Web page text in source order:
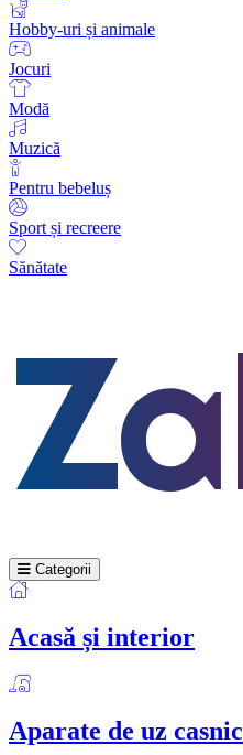
Hobby-uri și animale
Jocuri
Modă
Muzică
Pentru bebeluș
Sport și recreere
Sănătate
Categorii
Acasă și interior
Aparate de uz casnic